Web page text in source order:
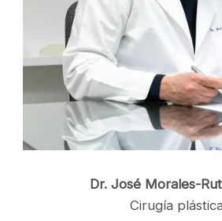
Dr. José Morales-
Cirugía